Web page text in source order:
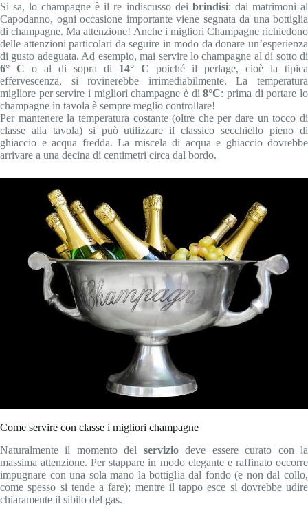
Si sa, lo champagne è il re indiscusso dei brindisi: dai matrimoni al
Capodanno, ogni occasione importante viene segnata da una bottiglia
di champagne. Ma attenzione! Anche i migliori Champagne richiedono
delle attenzioni particolari da seguire in modo da donare un’esperienza
di gusto adeguata. Ad esempio, mai servire lo champagne al di sotto di
6° C o al di sopra di 14° C poiché il perlage, cioè la tipica
effervescenza, si rovinerebbe irrimediabilmente. La temperatura
migliore per servire i migliori champagne è di8°C: prima di portare lo
champagne in tavola è sempre meglio controllare!
Per mantenere la temperatura costante (oltre che per dare un tocco di
classe alla tavola) si può utilizzare il classico secchiello pieno di
ghiaccio e acqua fredda. La miscela di acqua e ghiaccio dovrebbe
arrivare a una decina di centimetri circa dal bordo.
Come servire con classe i migliori champagne
Naturalmente il momento del serviziodeve essere curato con la
massima attenzione. Per stappare in modo elegante e raffinato occorre
impugnare con una sola mano la bottiglia dal fondo (e non dal collo,
come spesso si tende a fare); mentre il tappo esce si dovrebbe udire
chiaramente il sibilo del gas.